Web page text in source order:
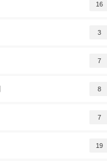
16
3
7
8
7
19